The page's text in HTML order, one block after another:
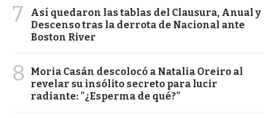
7
Así quedaron las tablas del Clausura, Anual y
Descenso tras la derrota de Nacional ante
Boston River
8
Moria Casán descolocó a Natalia Oreiro al
revelar su insólito secreto para lucir
radiante: "¿Esperma de qué?"